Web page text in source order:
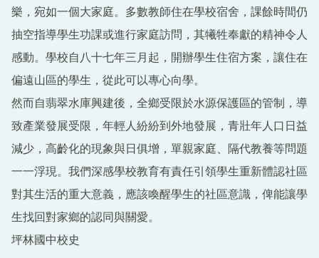
樂，宛如一個大家庭。多數教師住在學校宿舍，課餘時間仍
抽空指導學生功課或進行家庭訪問，其犧牲奉獻的精神令人
感動。學校自八十七年三月起，開辦學生住宿方案，讓住在
偏遠山區的學生，從此可以專心向學。
然而自翡翠水庫興建後，全鄉受限於水源保護區的管制，導
致產業發展受限，年輕人紛紛到外地發展，青壯年人口日益
減少，高齡化的現象與日俱增，單親家庭、隔代教養等問題
一一浮現。我們深感學校教育有責任引領學生重新體認社區
對其生活的重大意義，應該喚醒學生的社區意識，俾能讓學
生找回對家鄉的認同與關愛。
坪林國中校史